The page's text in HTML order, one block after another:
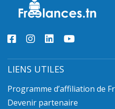
LIENS UTILES
Programme d’affiliation de
Devenir partenaire